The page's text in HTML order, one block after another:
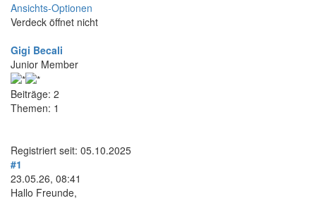
Ansichts-Optionen
Verdeck öffnet nicht
Gigi Becali
Junior Member
Beiträge: 2
Themen: 1
Registriert seit: 05.10.2025
#1
23.05.26, 08:41
Hallo Freunde,